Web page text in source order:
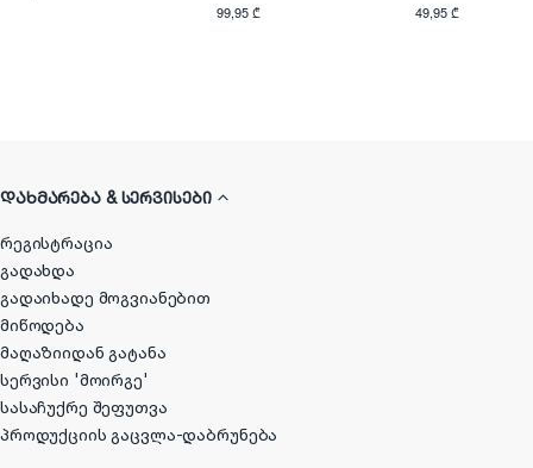
99,95 ₾ 49,95 ₾
ᲓᲐᲮᲛᲐᲠᲔᲑᲐ & ᲡᲔᲠᲕᲘᲡᲔᲑᲘ
რეგისტრაცია
გადახდა
გადაიხადე მოგვიანებით
მიწოდება
მაღაზიიდან გატანა
სერვისი 'მოირგე'
სასაჩუქრე შეფუთვა
პროდუქციის გაცვლა-დაბრუნება